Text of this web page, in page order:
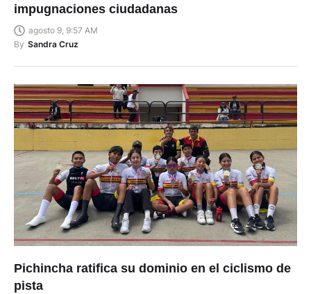
impugnaciones ciudadanas
agosto 9, 9:57 AM
By Sandra Cruz
Pichincha ratifica su dominio en el ciclismo de
pista